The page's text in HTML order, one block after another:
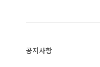
공지사항